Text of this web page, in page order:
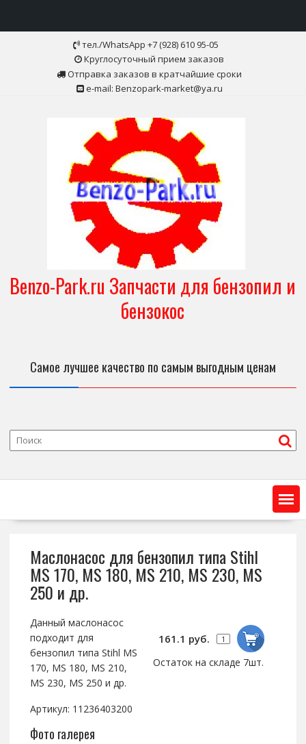
тел./WhatsApp +7 (928) 610 95-05
Круглосуточный прием заказов
Отправка заказов в кратчайшие сроки
e-mail: Benzopark-market@ya.ru
Benzo-Park.ru Запчасти для бензопил и
бензокос
Самое лучшее качество по самым выгодным ценам
Маслонасос для бензопил типа Stihl
MS 170, MS 180, MS 210, MS 230, MS
250 и др.
161.1 руб.
Остаток на складе 7шт.
Данный маслонасос
подходит для
бензопил типа Stihl MS
170, MS 180, MS 210,
MS 230, MS 250 и др.
Артикул: 11236403200
Фото галерея